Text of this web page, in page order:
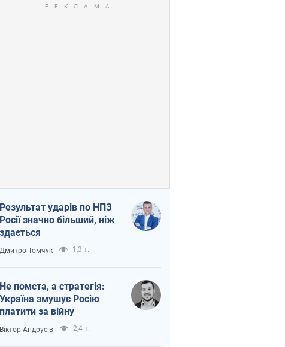
Результат ударів по НПЗ
Росії значно більший, ніж
здається
Дмитро Томчук 1,3 т.
Не помста, а стратегія:
Україна змушує Росію
платити за війну
Віктор Андрусів 2,4 т.